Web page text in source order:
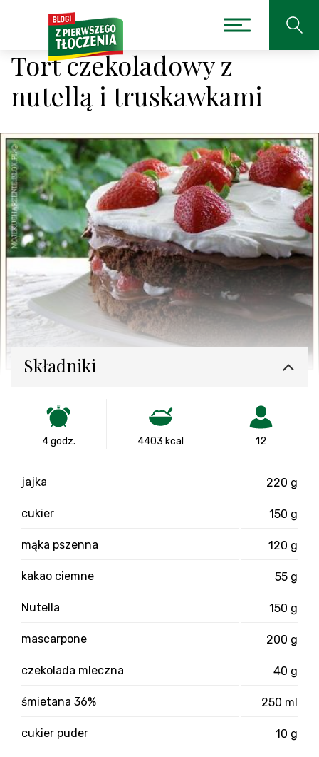
Tort czekoladowy z
nutellą i truskawkami
Składniki
4 godz. 4403 kcal 12
jajka 220 g
cukier 150 g
mąka pszenna 120 g
kakao ciemne 55 g
Nutella 150 g
mascarpone 200 g
czekolada mleczna 40 g
śmietana 36% 250 ml
cukier puder 10 g